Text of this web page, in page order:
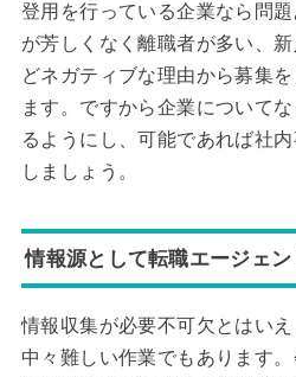
登用を行っている企業なら問
が芳しくなく離職者が多い、
どネガティブな理由から募集
ます。ですから企業について
るようにし、可能であれば社
しましょう。
情報源として転職エージェ
情報収集が必要不可欠とはい
中々難しい作業でもあります